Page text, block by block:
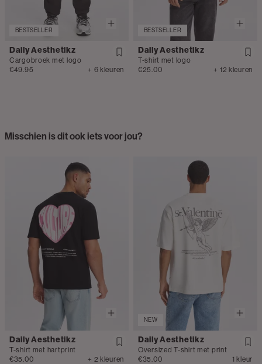
BESTSELLER
Daily Aesthetikz
Cargobroek met logo
€49.95
+ 6 kleuren
BESTSELLER
Daily Aesthetikz
T-shirt met logo
€25.00
+ 12 kleuren
Misschien is dit ook iets voor jou?
Daily Aesthetikz
T-shirt met hartprint
€35.00
+ 2 kleuren
NEW
Daily Aesthetikz
Oversized T-shirt met print
€35.00
1 kleur